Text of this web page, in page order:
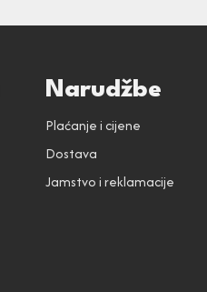
Narudžbe
Plaćanje i cijene
Dostava
Jamstvo i reklamacije